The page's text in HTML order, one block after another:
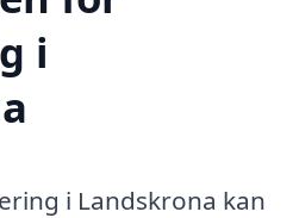
i
i Landskrona kan